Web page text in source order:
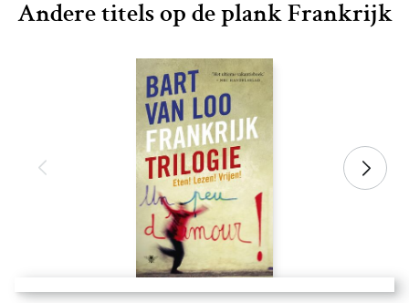
Andere titels op de plank Frankrijk